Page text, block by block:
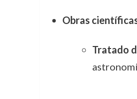
Obras
Tratado